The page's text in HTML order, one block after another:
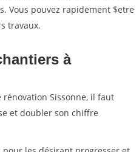
Vous pouvez rapidement $etre
travaux.
à
Sissonne, il faut
et doubler son chiffre